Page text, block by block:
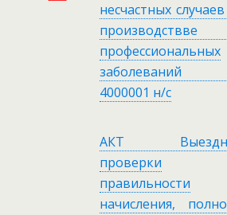
несчастных
профессиональных
4000001 н/с
АКТ
проверки
правильности
начисления,